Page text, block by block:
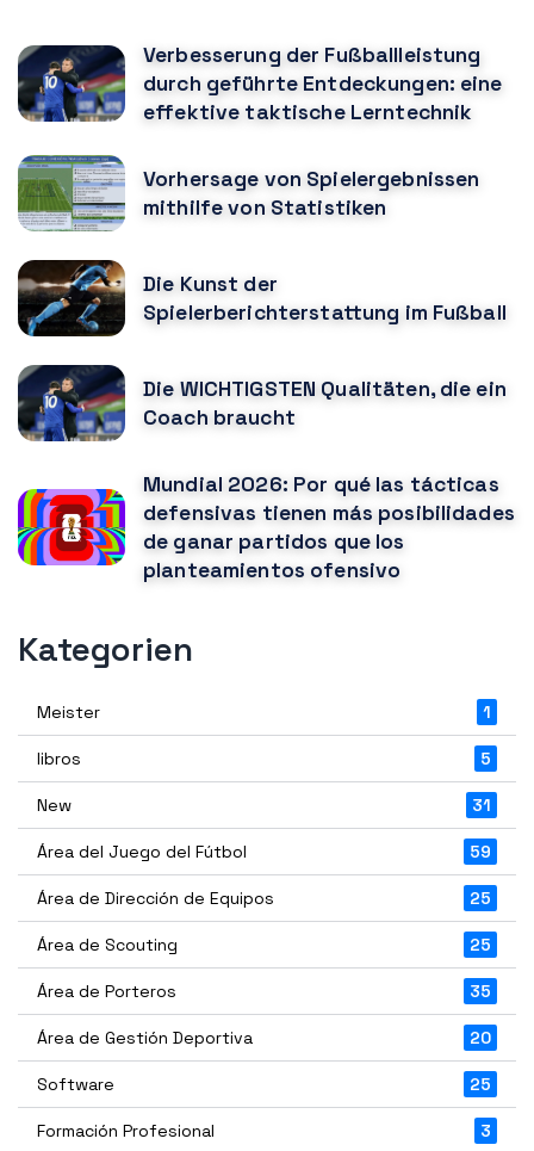
Verbesserung der Fußballleistung
durch geführte Entdeckungen: eine
effektive taktische Lerntechnik
Vorhersage von Spielergebnissen
mithilfe von Statistiken
Die Kunst der
Spielerberichterstattung im Fußball
Die WICHTIGSTEN Qualitäten, die ein
Coach braucht
Mundial 2026: Por qué las tácticas
defensivas tienen más posibilidades
de ganar partidos que los
planteamientos ofensivo
Kategorien
Meister 1
libros 5
New 31
Área del Juego del Fútbol 59
Área de Dirección de Equipos 25
Área de Scouting 25
Área de Porteros 35
Área de Gestión Deportiva 20
Software 25
Formación Profesional 3